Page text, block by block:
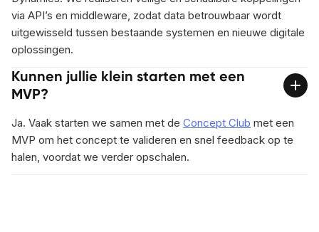
via API’s en middleware, zodat data betrouwbaar wordt
uitgewisseld tussen bestaande systemen en nieuwe digitale
oplossingen.
Kunnen jullie klein starten met een
MVP?
Ja. Vaak starten we samen met de Concept Club met een
MVP om het concept te valideren en snel feedback op te
halen, voordat we verder opschalen.